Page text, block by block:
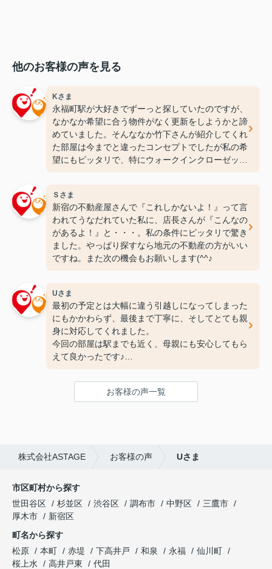
他のお客様の声を見る
Kさま
永福町駅が大好きでずーっと探していたのですが、
なかなか希望に合う物件がなく更新をしようかと諦
めていました。そんななか竹下さんが紹介してくれ
た部屋は今までと違ったコンセプトでしたが私の希
望にもピッタリで、特にウォークインクローゼット
Ｓさま
新宿の不動産屋さんで『これしかないよ！』って言
われてうなだれていた私に、店長さんが『こんなの
があるよ！』と・・・。私の条件にピッタリで驚き
ました。やっぱり探すなら地元の不動産の方がいい
ですね。また次の機会もお願いします(^^♪
Uさま
最初の予定とは大幅に違う引越しになってしまった
にもかかわらず、最後まで丁寧に、そしてとても親
身に対応してくれました。
今回の部屋は駅までも近く、母親にも安心してもら
えて良かったです♪
ってます！
ありがとうございました(^^♪
お客様の声一覧
株式会社ASTAGE お客様の声 Uさま
市区町村から探す
世田谷区
杉並区 渋谷区 調布市 中野区
三鷹市
厚木市
新宿区
町名から探す
松原
本町 赤堤 下高井戸 和泉 永福
仙川町
桜上水
高井戸東
代田